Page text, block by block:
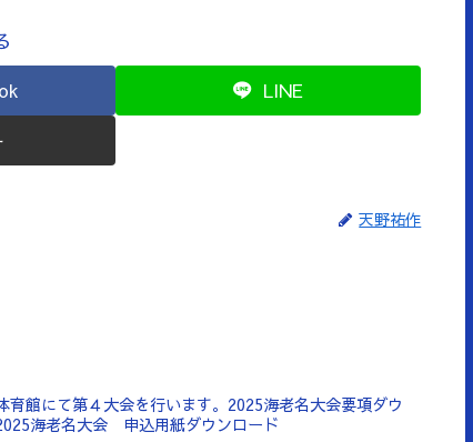
LINE
天野祐作
育館にて第４大会を行います。2025海老名大会要項ダウ
海老名大会 申込用紙ダウンロード